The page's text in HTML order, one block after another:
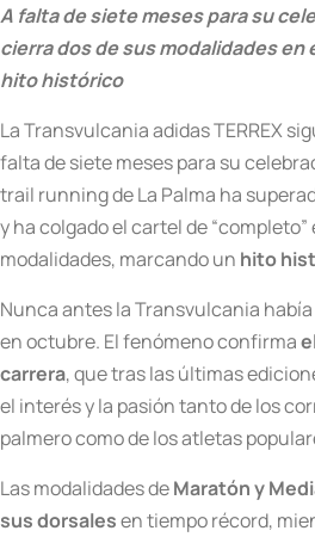
A falta de siete meses para su
cierra dos de sus modalidades
hito histórico
La Transvulcania adidas TERREX
falta de siete meses para su
trail running de La Palma ha
y ha colgado el cartel de “completo”
modalidades, marcando un hito
Nunca antes la Transvulcania
en octubre. El fenómeno confirma
carrera, que tras las últimas
el interés y la pasión tanto de los
palmero como de los atletas
Las modalidades deMaratón y
sus dorsalesen tiempo récord,